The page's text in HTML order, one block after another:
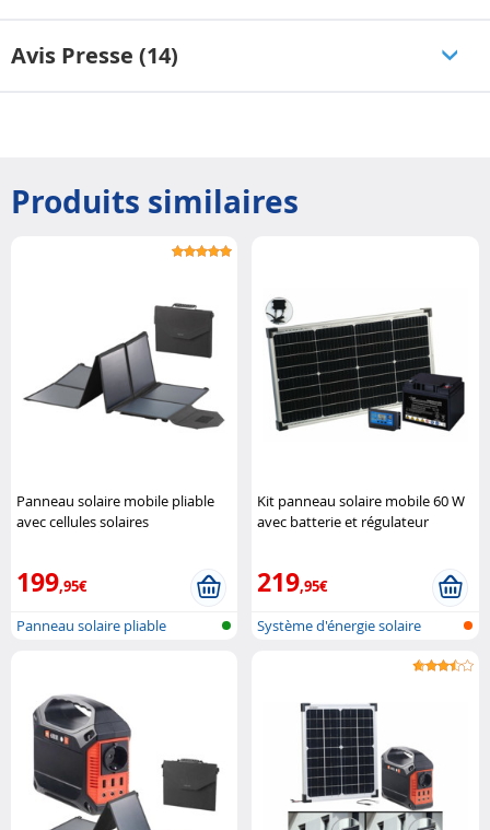
Avis Presse (14)
Produits similaires
Panneau solaire mobile pliable
avec cellules solaires
199,95€
Panneau solaire pliable
Kit panneau solaire mobile 60 W
avec batterie et régulateur
219,95€
Système d'énergie solaire